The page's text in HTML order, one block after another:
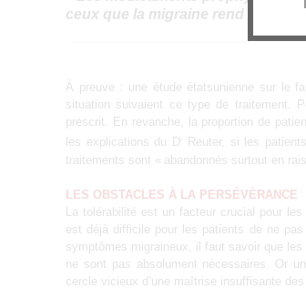
ceux que la migraine rend le plus
À preuve : une étude étatsunienne sur le
situation suivaient ce type de traitement.
prescrit. En revanche, la proportion de
les explications du D
Reuter, si les
traitements sont « abandonnés surtout en
LES OBSTACLES À LA PERSÉVÉRANCE
La tolérabilité est un facteur crucial pour
est déjà difficile pour les patients de ne
symptômes migraineux, il faut savoir que
ne sont pas absolument nécessaires. Or
cercle vicieux d’une maîtrise insuffisante